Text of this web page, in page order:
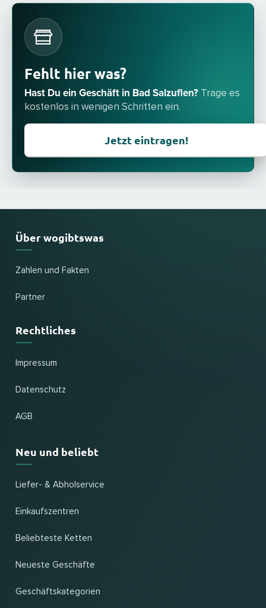
Fehlt hier was?
Hast Du ein Geschäft in Bad Salzuflen? Trage es
kostenlos in wenigen Schritten ein.
Jetzt eintragen!
Über wogibtswas
Zahlen und Fakten
Partner
Rechtliches
Impressum
Datenschutz
AGB
Neu und beliebt
Liefer- & Abholservice
Einkaufszentren
Beliebteste Ketten
Neueste Geschäfte
Geschäftskategorien